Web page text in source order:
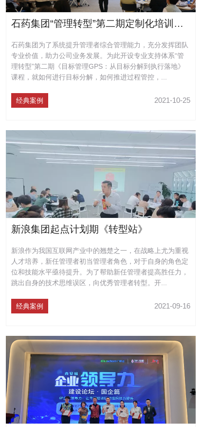
石药集团“管理转型”第二期定制化培训圆满结束
石药集团为了系统提升管理者综合管理能力，充分发挥团队
专业价值，助力公司业务发展。为此开设专业支持体系“管
理转型”第二期《目标管理GPS：从目标分解到执行落地》
课程，就如何进行目标分解，如何推进过程管控，...
经典案例 2021-10-25
新浪集团起点计划期《转型站》
新浪作为我国互联网产业中的翘楚之一，在战略上尤为重视
人才培养，新任管理者初当管理者角色，对于自身的角色定
位和技能水平亟待提升。为了帮助新任管理者提高胜任力，
跳出自身的技术思维误区，向优秀管理者转型。开...
经典案例 2021-09-16